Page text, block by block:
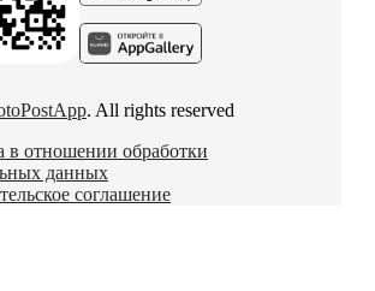
. All rights reserved
в отношении обработки
данных
соглашение